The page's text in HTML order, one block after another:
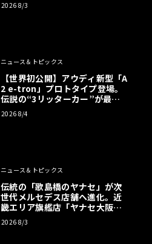
2026 8/3
ニュース＆トピックス
【世界初公開】アウディ新型「A
2 e-tron」プロトタイプ登場。
伝説の“3リッターカー”が最高
効率エントリーBEVとして復活
【画像38枚】
2026 8/4
ニュース＆トピックス
伝統の「歌島橋のヤナセ」が次
世代メルセデス店舗へ進化。近
畿エリア旗艦店「ヤナセ大阪支
店」がリニューアル
2026 8/3